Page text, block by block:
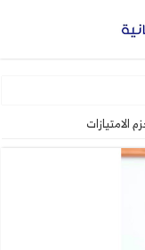
التصم
الامتيازات